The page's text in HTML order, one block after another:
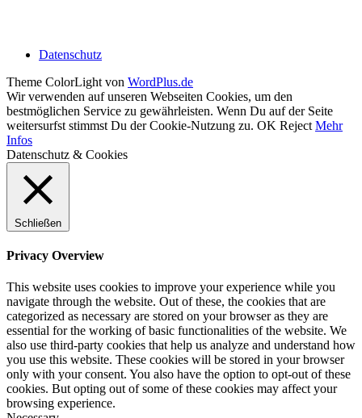
Datenschutz
Theme ColorLight von WordPlus.de
Wir verwenden auf unseren Webseiten Cookies, um den
bestmöglichen Service zu gewährleisten. Wenn Du auf der Seite
weitersurfst stimmst Du der Cookie-Nutzung zu. OK Reject Mehr
Infos
Datenschutz & Cookies
Schließen
Privacy Overview
This website uses cookies to improve your experience while you
navigate through the website. Out of these, the cookies that are
categorized as necessary are stored on your browser as they are
essential for the working of basic functionalities of the website. We
also use third-party cookies that help us analyze and understand how
you use this website. These cookies will be stored in your browser
only with your consent. You also have the option to opt-out of these
cookies. But opting out of some of these cookies may affect your
browsing experience.